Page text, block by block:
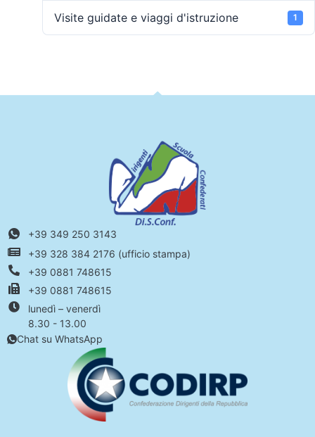
Visite guidate e viaggi d'istruzione 1
+39 349 250 3143
+39 328 384 2176 (ufficio stampa)
+39 0881 748615
+39 0881 748615
lunedì – venerdì
8.30 - 13.00
Chat su WhatsApp